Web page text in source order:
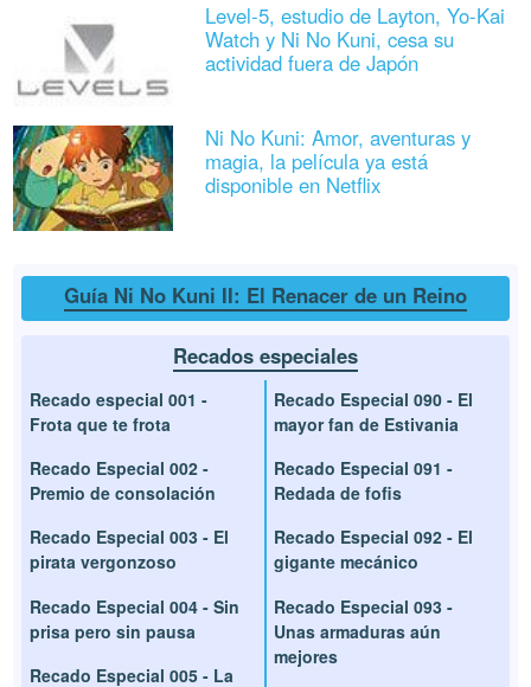
Level-5, estudio de Layton, Yo-Kai
Watch y Ni No Kuni, cesa su
actividad fuera de Japón
Ni No Kuni: Amor, aventuras y
magia, la película ya está
disponible en Netflix
Guía Ni No Kuni II: El Renacer de un Reino
Recados especiales
Recado especial 001 -
Frota que te frota
Recado Especial 002 -
Premio de consolación
Recado Especial 003 - El
pirata vergonzoso
Recado Especial 004 - Sin
prisa pero sin pausa
Recado Especial 005 - La
Recado Especial 090 - El
mayor fan de Estivania
Recado Especial 091 -
Redada de fofis
Recado Especial 092 - El
gigante mecánico
Recado Especial 093 -
Unas armaduras aún
mejores